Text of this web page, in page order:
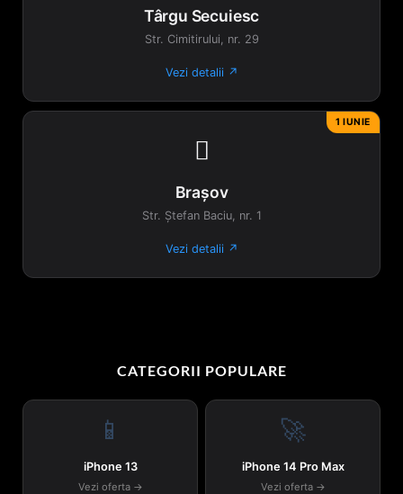
Târgu Secuiesc
Str. Cimitirului, nr. 29
Vezi detalii ↗
1 IUNIE

Brașov
Str. Ștefan Baciu, nr. 1
Vezi detalii ↗
CATEGORII POPULARE
📱
iPhone 13
Vezi oferta →
🚀
iPhone 14 Pro Max
Vezi oferta →